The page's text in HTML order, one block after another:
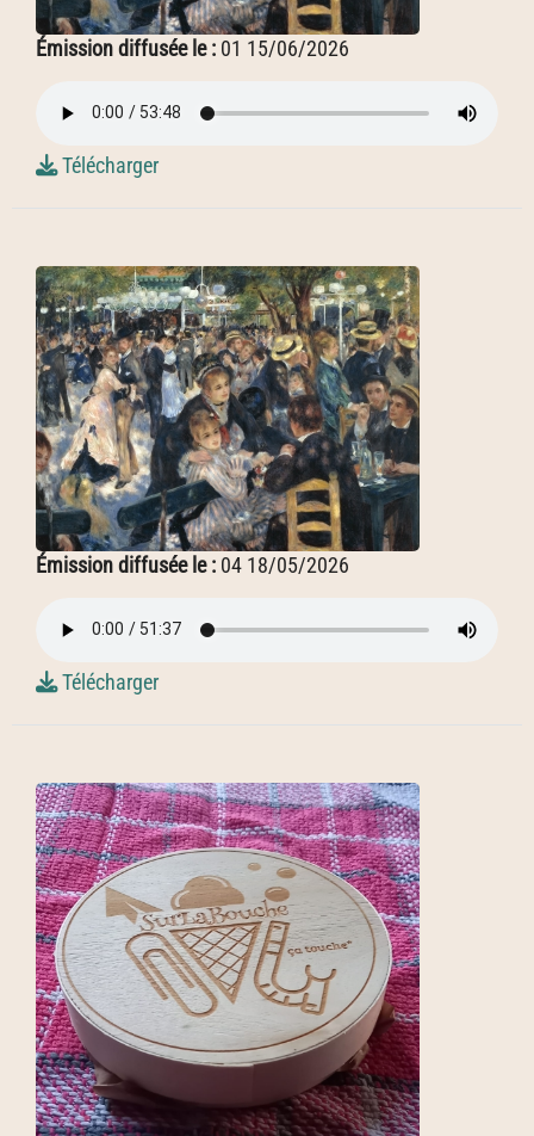
Émission diffusée le : 01 15/06/2026
Télécharger
Émission diffusée le : 04 18/05/2026
Télécharger